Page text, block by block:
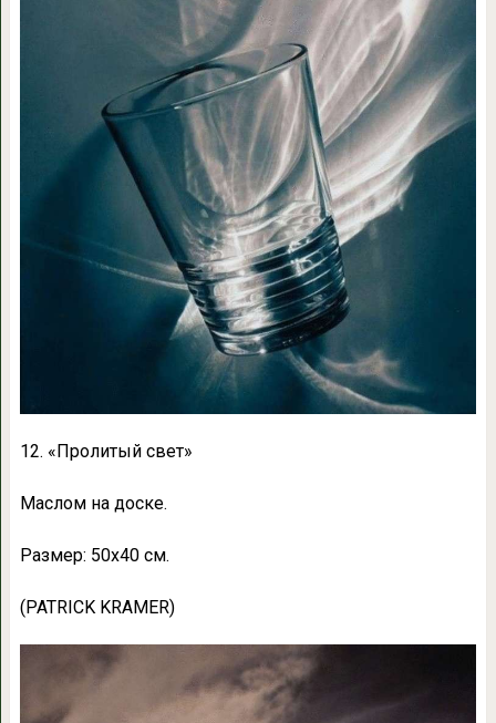
12. «Пролитый свет»
Маслом на доске.
Размер: 50х40 см.
(PATRICK KRAMER)